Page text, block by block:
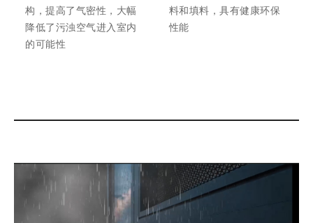
构，提高了气密性，大幅
降低了污浊空气进入室内
的可能性
料和填料，具有健康环保
性能